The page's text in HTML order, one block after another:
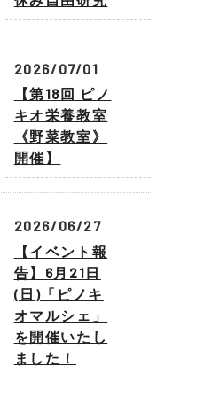
2026/07/01
【第18回 ピノ
キオ栄養教室
《野菜教室》
開催】
2026/06/27
【イベント報
告】6月21日
(日)「ピノキ
オマルシェ」
を開催いたし
ました！